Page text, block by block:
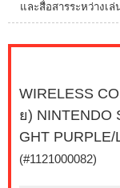
และสื่อสารระหว่างเล่
WIRELESS
ย) NINTENDO
GHT PURPLE/
(#1121000082)